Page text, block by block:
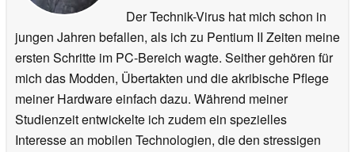
Der Technik-Virus hat mich schon in
jungen Jahren befallen, als ich zu Pentium II Zeiten meine
ersten Schritte im PC-Bereich wagte. Seither gehören für
mich das Modden, Übertakten und die akribische Pflege
meiner Hardware einfach dazu. Während meiner
Studienzeit entwickelte ich zudem ein spezielles
Interesse an mobilen Technologien, die den stressigen